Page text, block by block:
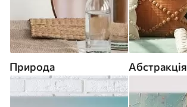
Природа Абстракція